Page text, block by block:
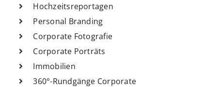
Hochzeitsreportagen
Personal Branding
Corporate Fotografie
Corporate Porträts
Immobilien
360°-Rundgänge Corporate